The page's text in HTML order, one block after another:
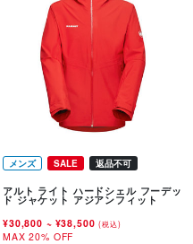
メンズ SALE 返品不可
アルト ライト ハードシェル フーデッ
ド ジャケット アジアンフィット
¥30,800 ~ ¥38,500(税込)
MAX 20% OFF